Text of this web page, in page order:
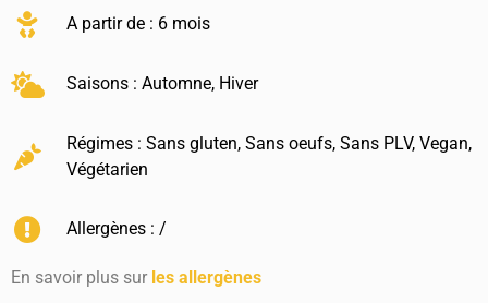
A partir de : 6 mois
Saisons :Automne, Hiver
Régimes :Sans gluten,Sans oeufs,Sans PLV,Vegan,
Végétarien
Allergènes : /
En savoir plus sur les allergènes